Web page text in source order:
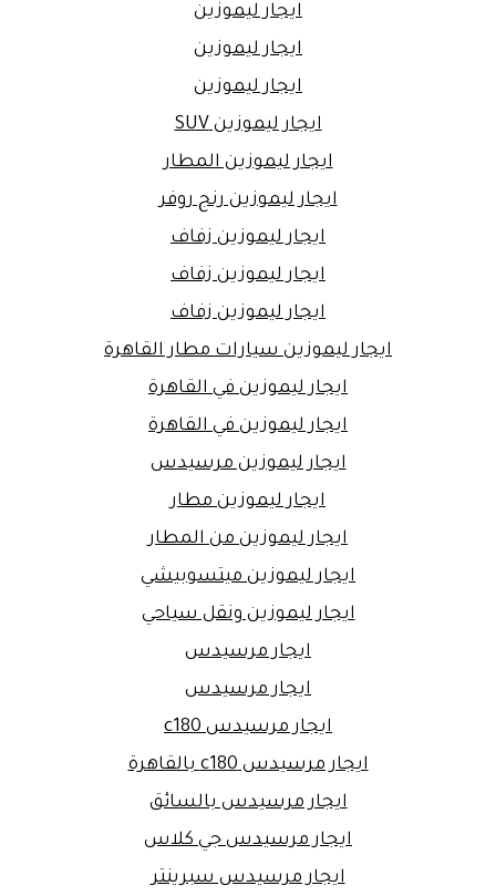
ايجار ليموزين
ايجار ليموزين
ايجار ليموزين
ايجار ليموزين SUV
ايجار ليموزين المطار
ايجار ليموزين رنج روفر
ايجار ليموزين زفاف
ايجار ليموزين زفاف
ايجار ليموزين زفاف
ايجار ليموزين سيارات مطار القاهرة
ايجار ليموزين في القاهرة
ايجار ليموزين في القاهرة
ايجار ليموزين مرسيدس
ايجار ليموزين مطار
ايجار ليموزين من المطار
ايجار ليموزين ميتسوبيشي
ايجار ليموزين ونقل سياحي
ايجار مرسيدس
ايجار مرسيدس
ايجار مرسيدس c180
ايجار مرسيدس c180 بالقاهرة
ايجار مرسيدس بالسائق
ايجار مرسيدس جي كلاس
ايجار مرسيدس سبرينتر